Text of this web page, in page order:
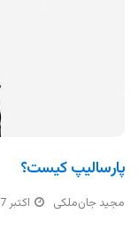
پارسالیپ کیست؟
مجید جان‌ملکی اکتبر 17, 2025